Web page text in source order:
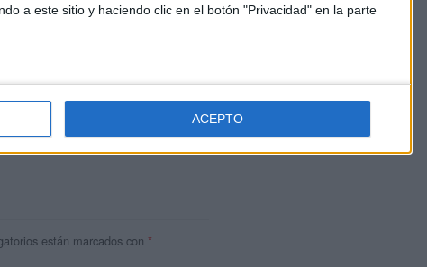
a este sitio y haciendo clic en el botón "Privacidad" en la parte
ACEPTO
de dos profesores Ginés y
los contenidos que encontramos
que sus tareas como docentes, y
están marcados con *